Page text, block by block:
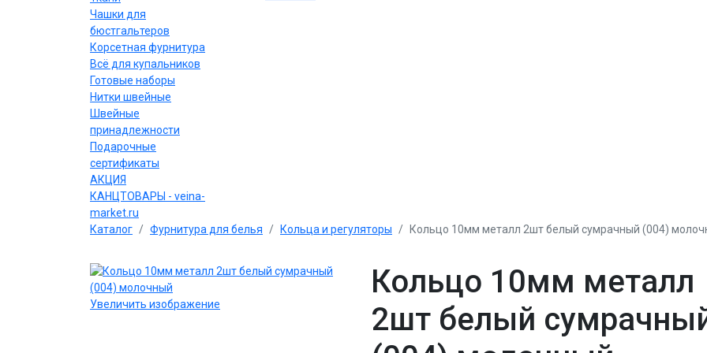
Чашки для
бюстгальтеров
Корсетная фурнитура
Всё для купальников
Готовые наборы
Нитки швейные
Швейные
принадлежности
Подарочные
сертификаты
АКЦИЯ
КАНЦТОВАРЫ - veina-
market.ru
Каталог Фурнитура для белья Кольца и регуляторы Кольцо 10мм металл 2шт белый сумрачный (004)
Увеличить изображение
Кольцо 10мм металл
2шт белый